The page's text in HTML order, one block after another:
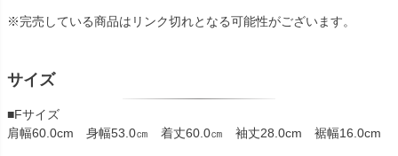
※完売している商品はリンク切れとなる可能性がございます。
サイズ
■Fサイズ
肩幅60.0cm 身幅53.0㎝ 着丈60.0㎝ 袖丈28.0cm 裾幅16.0cm